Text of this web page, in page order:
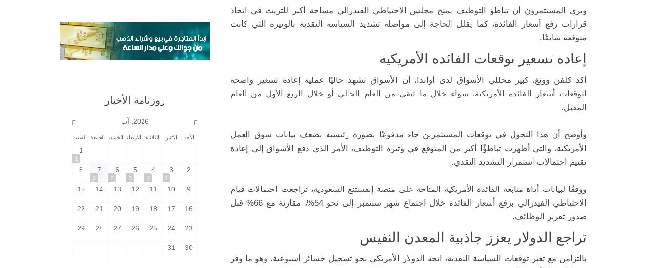
ويرى المستثمرون أن تباطؤ التوظيف يمنح مجلس الاحتياطي الفيدرالي مساحة أكبر للتريث في اتخاذ
قرارات رفع أسعار الفائدة، كما يقلل الحاجة إلى مواصلة تشديد السياسة النقدية بالوتيرة التي كانت
متوقعة سابقًا.
إعادة تسعير توقعات الفائدة الأمريكية
أكد كلفن وونغ، كبير محللي الأسواق لدى أواندا، أن الأسواق تشهد حاليًا عملية إعادة تسعير واضحة
لتوقعات أسعار الفائدة الأمريكية، سواء خلال ما تبقى من العام الحالي أو خلال الربع الأول من العام
المقبل.
وأوضح أن هذا التحول في توقعات المستثمرين جاء مدفوعًا بصورة رئيسية بضعف بيانات سوق العمل
الأمريكية، والتي أظهرت تباطؤًا أكبر من المتوقع في وتيرة التوظيف، الأمر الذي دفع الأسواق إلى إعادة
تقييم احتمالات استمرار التشديد النقدي.
ووفقًا لبيانات أداة متابعة الفائدة الأمريكية المتاحة على منصة إنفستنغ السعودية، تراجعت احتمالات قيام
الاحتياطي الفيدرالي برفع أسعار الفائدة خلال اجتماع شهر سبتمبر إلى نحو 54%، مقارنة مع 66% قبل
صدور تقرير الوظائف.
تراجع الدولار يعزز جاذبية المعدن النفيس
بالتزامن مع تغير توقعات السياسة النقدية، اتجه الدولار الأمريكي نحو تسجيل خسائر أسبوعية، وهو ما وفر
روزنامة الأخبار
2026, آب
الأحد الاثنين الثلاثاء الأربعاء الخميس الجمعة السبت
1
1
2
3
1
4
2
5
3
6
2
7
3
8
9
10
11
12
13
14
15
16
17
18
19
20
21
22
23
24
25
26
27
28
29
30
31